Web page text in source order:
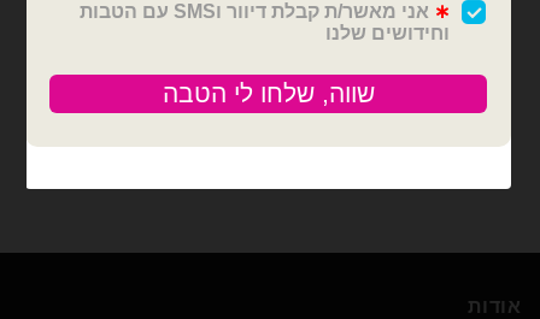
25 אינץ'
₪10.00
הוספה לסל
אודות